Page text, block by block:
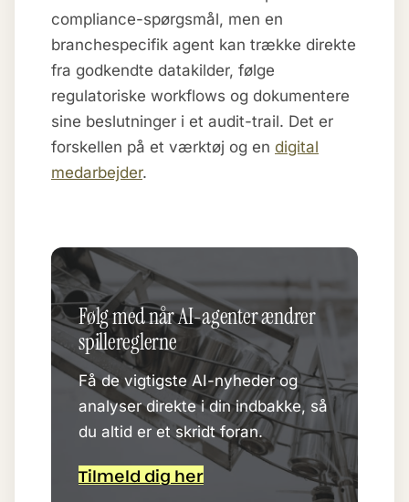
compliance-spørgsmål, men en
branchespecifik agent kan trække direkte
fra godkendte datakilder, følge
regulatoriske workflows og dokumentere
sine beslutninger i et audit-trail. Det er
forskellen på et værktøj og en digital
medarbejder.
Følg med når AI-agenter ændrer
spillereglerne
Få de vigtigste AI-nyheder og
analyser direkte i din indbakke, så
du altid er et skridt foran.
Tilmeld dig her